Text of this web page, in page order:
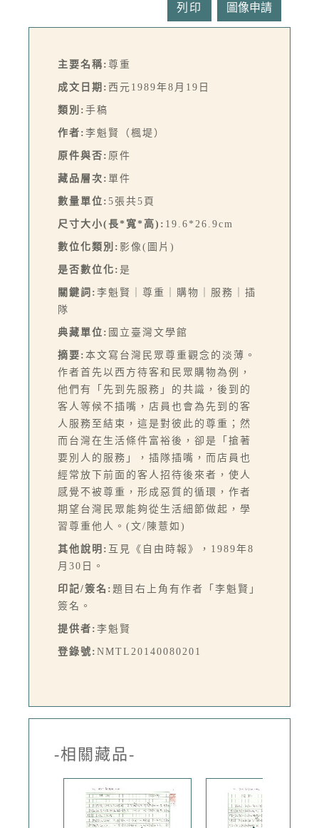
列印
主要名稱: 尊重
成文日期: 西元1989年8月19日
類別: 手稿
作者: 李魁賢（楓堤）
原件與否: 原件
藏品層次: 單件
數量單位: 5張共5頁
尺寸大小(長*寬*高): 19.6*26.9cm
數位化類別: 影像(圖片)
是否數位化: 是
關鍵詞: 李魁賢｜尊重｜購物｜服務｜插
隊
典藏單位: 國立臺灣文學館
摘要: 本文寫台灣民眾尊重觀念的淡薄。
作者首先以西方待客和民眾購物為例，
他們有「先到先服務」的共識，後到的
客人等候不插嘴，店員也會為先到的客
人服務至結束，這是對彼此的尊重；然
而台灣在生活條件富裕後，卻是「搶著
要別人的服務」，插隊插嘴，而店員也
經常放下前面的客人招待後來者，使人
感覺不被尊重，形成惡質的循環，作者
期望台灣民眾能夠從生活細節做起，學
習尊重他人。(文/陳薏如)
其他說明: 互見《自由時報》，1989年8
月30日。
印記/簽名: 題目右上角有作者「李魁賢」
簽名。
提供者: 李魁賢
登錄號: NMTL20140080201
-相關藏品-